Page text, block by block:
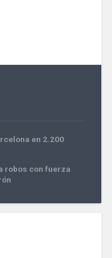
en 2.200
robos con fuerza